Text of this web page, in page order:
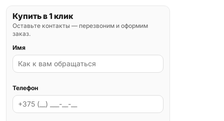
Купить в 1 клик
Оставьте контакты — перезвоним и оформим
заказ.
Имя
Телефон